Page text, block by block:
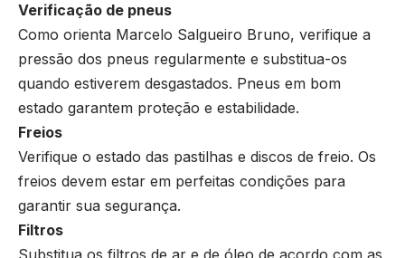
Verificação de pneus
Como orienta Marcelo Salgueiro Bruno, verifique a
pressão dos pneus regularmente e substitua-os
quando estiverem desgastados. Pneus em bom
estado garantem proteção e estabilidade.
Freios
Verifique o estado das pastilhas e discos de freio. Os
freios devem estar em perfeitas condições para
garantir sua segurança.
Filtros